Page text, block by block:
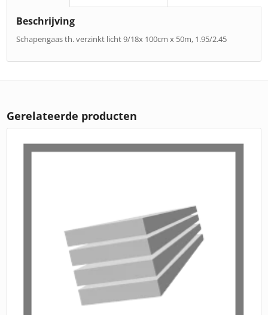
Beschrijving
Schapengaas th. verzinkt licht 9/18x 100cm x 50m, 1.95/2.45
Gerelateerde producten